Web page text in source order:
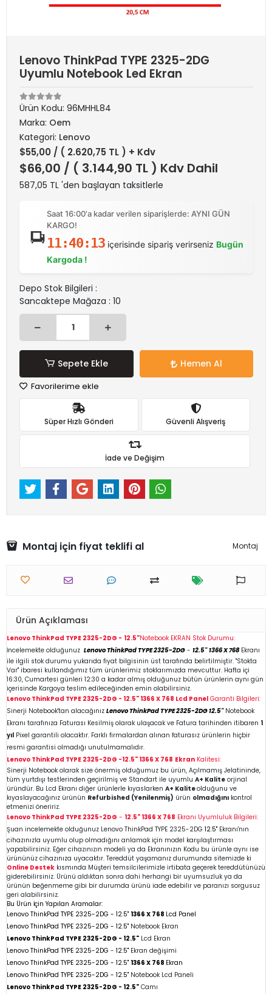
Lenovo ThinkPad TYPE 2325-2DG
Uyumlu Notebook Led Ekran
Ürün Kodu: 96MHHL84
Marka: Oem
Kategori: Lenovo
$55,00 / ( 2.620,75 TL ) + Kdv
$66,00 / ( 3.144,90 TL ) Kdv Dahil
587,05 TL 'den başlayan taksitlerle
Saat 16:00'a kadar verilen siparişlerde: AYNI GÜN
KARGO!
11:40:13içerisinde sipariş verirseniz Bugün
Kargoda !
Depo Stok Bilgileri :
Sancaktepe Mağaza : 10
Sepete Ekle Hemen Al
Favorilerime ekle
Süper Hızlı Gönderi Güvenli Alışveriş
İade ve Değişim
Montaj için fiyat teklifi al Montaj
Ürün Açıklaması
Lenovo ThinkPad TYPE 2325-2DG - 12.5"Notebook EKRAN Stok Durumu:
İncelemekte olduğunuz Lenovo ThinkPad TYPE 2325-2DG - 12.5" 1366 X 768 Ekranı
ile ilgili stok durumu yukarıda fiyat bilgisinin üst tarafında belirtilmiştir. "Stokta
Var" ibaresi kullandığımız tüm ürünlerimiz stoklarımızda mevcuttur. Hafta içi
16:30, Cumartesi günleri 12:30 a kadar almış olduğunuz bütün ürünlerin aynı gün
içerisinde Kargoya teslim edileceğinden emin olabilirsiniz.
Lenovo ThinkPad TYPE 2325-2DG - 12.5" 1366 X 768 Lcd Panel Garanti Bilgileri:
Sinerji Notebook'tan alacağınız Lenovo ThinkPad TYPE 2325-2DG12.5" Notebook
Ekranı tarafınıza Faturası Kesilmiş olarak ulaşacak ve Fatura tarihinden itibaren 1
yıl Pixel garantili olacaktır. Farklı firmalardan alınan faturasız ürünlerin hiçbir
resmi garantisi olmadığı unutulmamalıdır.
Lenovo ThinkPad TYPE 2325-2DG -12.5" 1366 X 768 Ekran Kalitesi:
Sinerji Notebook olarak size önermiş olduğumuz bu ürün, Açılmamış Jelatininde,
tüm yurtdışı testlerinden geçirilmiş ve Standart ile uyumlu A+ Kalite orjinal
üründür. Bu Lcd Ekranı diğer ürünlerle kıyaslarken A+ Kaliteolduğunu ve
kıyaslayacağınız ürünün Refurbished (Yenilenmiş) ürün olmadığını kontrol
etmenizi öneririz.
Lenovo ThinkPad TYPE 2325-2DG - 12.5" 1366 X 768 Ekranı Uyumluluk Bilgileri:
Şuan incelemekte olduğunuz Lenovo ThinkPad TYPE 2325-2DG 12.5" Ekranı'nın
cihazınızla uyumlu olup olmadığını anlamak için model karşılaştırması
yapabilirsiniz. Eğer cihazınızın modeli ya da Ekranınızın Kodu bu ürünle aynı ise
ürününüz cihazınıza uyacaktır. Tereddüt yaşamanız durumunda sitemizde ki
Online Destek kısmında Müşteri temsilcilerimizle irtibata geçerek tereddütünüzü
giderebilirsiniz. Ürünü aldıktan sonra dahi herhangi bir uyumsuzluk ya da
ürünün beğenmeme gibi bir durumda ürünü iade edebilir ve paranızı sorgusuz
geri alabilirsiniz.
Bu Ürün İçin Yapılan Aramalar:
Lenovo ThinkPad TYPE 2325-2DG - 12.5" 1366 X 768 Lcd Panel
Lenovo ThinkPad TYPE 2325-2DG - 12.5" Notebook Ekran
Lenovo ThinkPad TYPE 2325-2DG - 12.5" Lcd Ekran
Lenovo ThinkPad TYPE 2325-2DG - 12.5" Ekran değişimi
Lenovo ThinkPad TYPE 2325-2DG - 12.5" 1366 X 768 Ekran
Lenovo ThinkPad TYPE 2325-2DG - 12.5" Notebook Lcd Paneli
Lenovo ThinkPad TYPE 2325-2DG - 12.5" Camı